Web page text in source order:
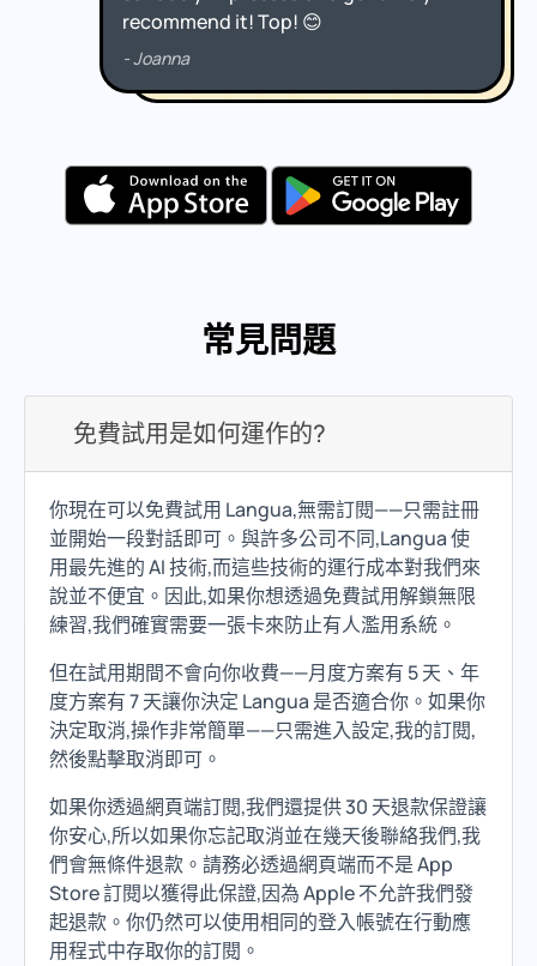
常見問題
免費試用是如何運作的?
你現在可以免費試用 Langua,無需訂閱——只需註冊
並開始一段對話即可。與許多公司不同,Langua 使
用最先進的 AI 技術,而這些技術的運行成本對我們來
說並不便宜。因此,如果你想透過免費試用解鎖無限
練習,我們確實需要一張卡來防止有人濫用系統。
但在試用期間不會向你收費——月度方案有 5 天、年
度方案有 7 天讓你決定 Langua 是否適合你。如果你
決定取消,操作非常簡單——只需進入設定,我的訂閱,
然後點擊取消即可。
如果你透過網頁端訂閱,我們還提供 30 天退款保證讓
你安心,所以如果你忘記取消並在幾天後聯絡我們,我
們會無條件退款。請務必透過網頁端而不是 App
Store 訂閱以獲得此保證,因為 Apple 不允許我們發
起退款。你仍然可以使用相同的登入帳號在行動應
用程式中存取你的訂閱。